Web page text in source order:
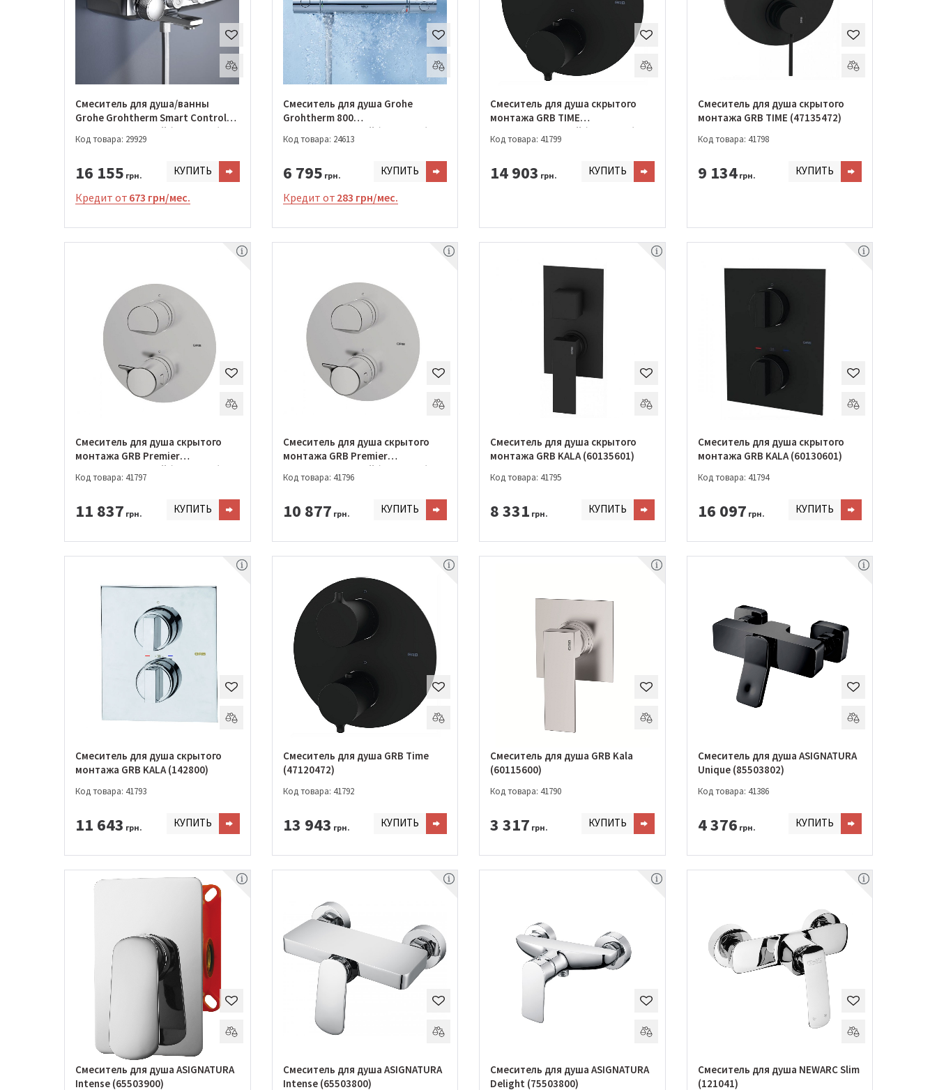
Смеситель для душа/ванны
Grohe Grohtherm Smart Control
термостатический (34718000)
Код товара: 29929
16 155 грн. КУПИТЬ
Кредит от 673 грн/мес.
Смеситель для душа Grohe
Grohtherm 800
термостатический (34558000)
Код товара: 24613
6 795 грн. КУПИТЬ
Кредит от 283 грн/мес.
Смеситель для душа скрытого
монтажа GRB TIME
термостатический (47130472)
Код товара: 41799
14 903 грн. КУПИТЬ
Смеситель для душа скрытого
монтажа GRB TIME (47135472)
Код товара: 41798
9 134 грн. КУПИТЬ
Смеситель для душа скрытого
монтажа GRB Premier
термостатический (50130500)
Код товара: 41797
11 837 грн. КУПИТЬ
Смеситель для душа скрытого
монтажа GRB Premier
термостатический (50120500)
Код товара: 41796
10 877 грн. КУПИТЬ
Смеситель для душа скрытого
монтажа GRB KALA (60135601)
Код товара: 41795
8 331 грн. КУПИТЬ
Смеситель для душа скрытого
монтажа GRB KALA (60130601)
Код товара: 41794
16 097 грн. КУПИТЬ
Смеситель для душа скрытого
монтажа GRB KALA (142800)
Код товара: 41793
11 643 грн. КУПИТЬ
Смеситель для душа GRB Time
(47120472)
Код товара: 41792
13 943 грн. КУПИТЬ
Смеситель для душа GRB Kala
(60115600)
Код товара: 41790
3 317 грн. КУПИТЬ
Смеситель для душа ASIGNATURA
Unique (85503802)
Код товара: 41386
4 376 грн. КУПИТЬ
Смеситель для душа ASIGNATURA
Intense (65503900)
Смеситель для душа ASIGNATURA
Intense (65503800)
Смеситель для душа ASIGNATURA
Delight (75503800)
Смеситель для душа NEWARC Slim
(121041)